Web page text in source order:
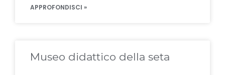
APPROFONDISCI »
Museo didattico della seta